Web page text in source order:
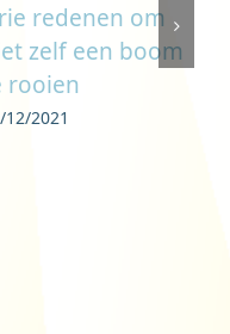
redenen om
zelf een boom
rooien
12/2021